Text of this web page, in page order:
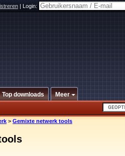
|Login:
Top downloads Meer
> Gemixte netwerk tools